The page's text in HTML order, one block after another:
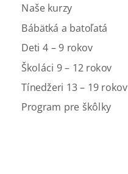
Naše kurzy
Bábätká a batoľatá
Deti 4 – 9 rokov
Školáci 9 – 12 rokov
Tínedžeri 13 – 19 rokov
Program pre škôlky